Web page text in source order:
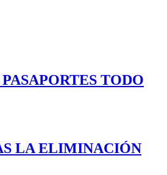
TODO
LA ELIMINACIÓN